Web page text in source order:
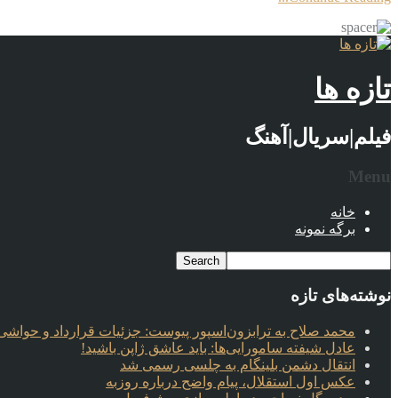
تازه ها
فیلم|سریال|آهنگ
Menu
خانه
برگه نمونه
نوشته‌های تازه
محمد صلاح به ترابزون‌اسپور پیوست: جزئیات قرارداد و حواشی
عادل شیفته سامورایی‌ها: باید عاشق ژاپن باشید!
انتقال دشمن بلینگام به چلسی رسمی شد
عکس اول استقلال، پیام واضح درباره روزبه